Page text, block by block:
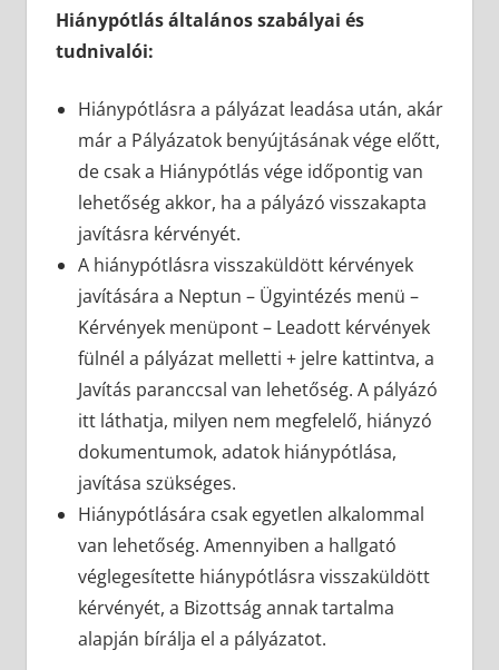
Hiánypótlás általános szabályai és
tudnivalói:
Hiánypótlásra a pályázat leadása után, akár
már a Pályázatok benyújtásának vége előtt,
de csak a Hiánypótlás vége időpontig van
lehetőség akkor, ha a pályázó visszakapta
javításra kérvényét.
A hiánypótlásra visszaküldött kérvények
javítására a Neptun – Ügyintézés menü –
Kérvények menüpont – Leadott kérvények
fülnél a pályázat melletti + jelre kattintva, a
Javítás paranccsal van lehetőség. A pályázó
itt láthatja, milyen nem megfelelő, hiányzó
dokumentumok, adatok hiánypótlása,
javítása szükséges.
Hiánypótlására csak egyetlen alkalommal
van lehetőség. Amennyiben a hallgató
véglegesítette hiánypótlásra visszaküldött
kérvényét, a Bizottság annak tartalma
alapján bírálja el a pályázatot.